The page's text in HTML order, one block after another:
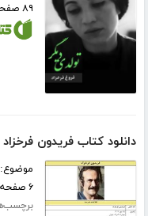
۸۹ صفحه
دانلود کتاب فریدون فرخزاد
۶ صفحه